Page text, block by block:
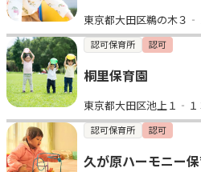
東京都大田区鵜の木３
認可保育所 認可
桐里保育園
東京都大田区池上１‐
認可保育所 認可
久が原ハーモニー